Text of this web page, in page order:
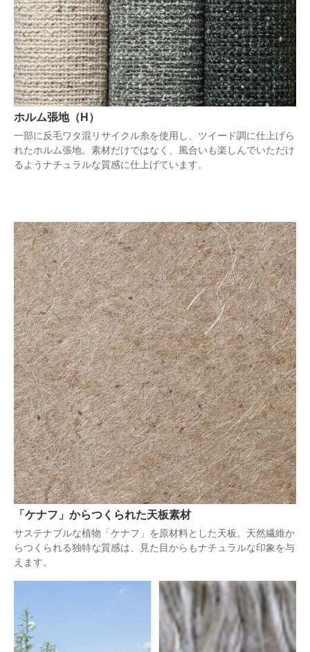
ホルム張地（H）
一部に反毛ワタ混リサイクル糸を使用し、ツイード調に仕上げら
れたホルム張地。素材だけではなく、風合いも楽しんでいただけ
るようナチュラルな質感に仕上げています。
「ケナフ」からつくられた天板素材
サステナブルな植物「ケナフ」を原材料とした天板。天然繊維か
らつくられる独特な質感は、見た目からもナチュラルな印象を与
えます。